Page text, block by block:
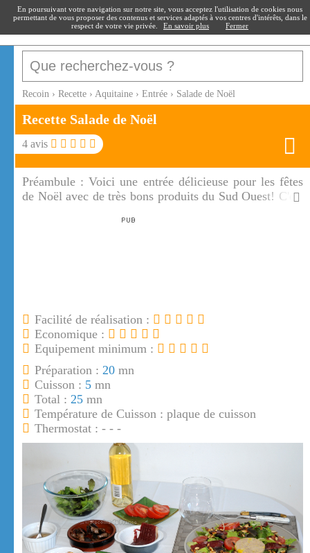
recoin.fr
Recoin › Recette › Aquitaine › Entrée › Salade de Noël
Recette Salade de Noël
4 avis
Préambule :Voici une entrée délicieuse pour les fêtes
de Noël avec de très bons produits du Sud Ouest! C'est
Facilité de réalisation :
Economique :
Equipement minimum :
Préparation : 20 mn
Cuisson : 5 mn
Total : 25 mn
Température de Cuisson : plaque de cuisson
Thermostat : - - -
En poursuivant votre navigation sur notre site, vous acceptez l'utilisation de cookies nous
permettant de vous proposer des contenus et services adaptés à vos centres d'intérêts, dans le
respect de votre vie privée.
En savoir plus Fermer